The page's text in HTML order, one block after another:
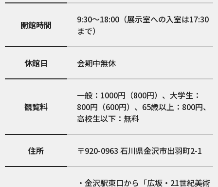
開館時間
9:30～18:00（展示室への入室は17:30
まで）
休館日 会期中無休
観覧料
一般：1000円（800円）、大学生：
800円（600円）、65歳以上：800円、
高校生以下：無料
住所 920-0963 石川県金沢市出羽町2-1
・金沢駅東口から「広坂・21世紀美術